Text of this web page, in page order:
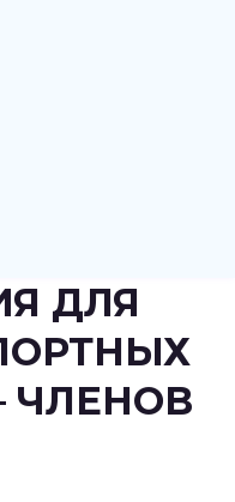
ДЛЯ
ЧЛЕНОВ